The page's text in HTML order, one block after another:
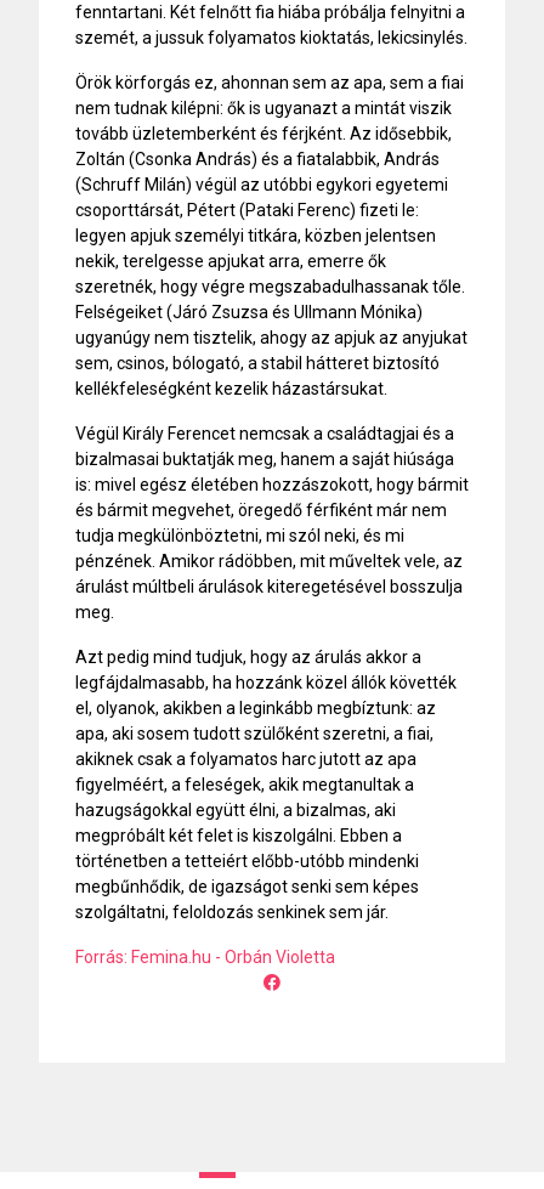
fenntartani. Két felnőtt fia hiába próbálja felnyitni a
szemét, a jussuk folyamatos kioktatás, lekicsinylés.
Örök körforgás ez, ahonnan sem az apa, sem a fiai
nem tudnak kilépni: ők is ugyanazt a mintát viszik
tovább üzletemberként és férjként. Az idősebbik,
Zoltán (Csonka András) és a fiatalabbik, András
(Schruff Milán) végül az utóbbi egykori egyetemi
csoporttársát, Pétert (Pataki Ferenc) fizeti le:
legyen apjuk személyi titkára, közben jelentsen
nekik, terelgesse apjukat arra, emerre ők
szeretnék, hogy végre megszabadulhassanak tőle.
Felségeiket (Járó Zsuzsa és Ullmann Mónika)
ugyanúgy nem tisztelik, ahogy az apjuk az anyjukat
sem, csinos, bólogató, a stabil hátteret biztosító
kellékfeleségként kezelik házastársukat.
Végül Király Ferencet nemcsak a családtagjai és a
bizalmasai buktatják meg, hanem a saját hiúsága
is: mivel egész életében hozzászokott, hogy bármit
és bármit megvehet, öregedő férfiként már nem
tudja megkülönböztetni, mi szól neki, és mi
pénzének. Amikor rádöbben, mit műveltek vele, az
árulást múltbeli árulások kiteregetésével bosszulja
meg.
Azt pedig mind tudjuk, hogy az árulás akkor a
legfájdalmasabb, ha hozzánk közel állók követték
el, olyanok, akikben a leginkább megbíztunk: az
apa, aki sosem tudott szülőként szeretni, a fiai,
akiknek csak a folyamatos harc jutott az apa
figyelméért, a feleségek, akik megtanultak a
hazugságokkal együtt élni, a bizalmas, aki
megpróbált két felet is kiszolgálni. Ebben a
történetben a tetteiért előbb-utóbb mindenki
megbűnhődik, de igazságot senki sem képes
szolgáltatni, feloldozás senkinek sem jár.
Forrás: Femina.hu - Orbán Violetta